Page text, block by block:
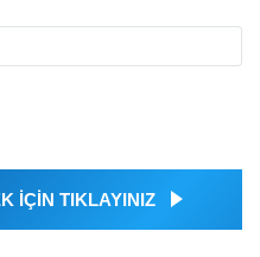
İÇİN TIKLAYINIZ